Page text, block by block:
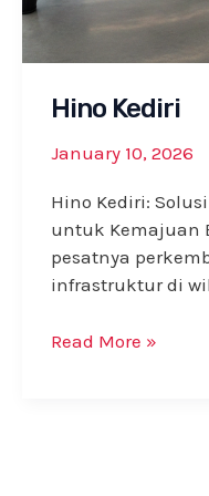
Hino Kediri
January 10, 2026
Hino Kediri:
untuk Kemajuan
pesatnya
infrastruktur di
Hino
Read More »